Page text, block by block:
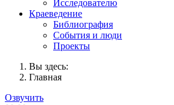
Исследователю
Краеведение
Библиография
События и люди
Проекты
Вы здесь:
Главная
Озвучить